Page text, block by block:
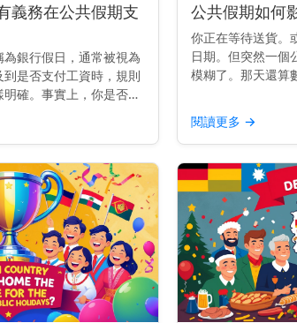
義務在公共假期支
銀行假日，通常被視為
是否支付工資時，規則
確。事實上，你是否獲
，完全取決於你的合約
，除非你的合約另有規
公共假期如何
你正在等待送貨。
日期。但突然一個
模糊了。那天還算
不算作工作日。
期，並影響運輸、
閱讀更多 →